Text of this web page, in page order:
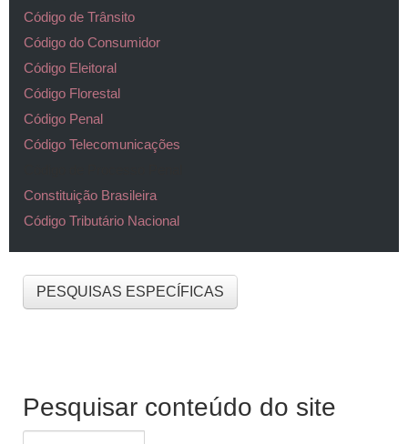
Código de Trânsito
Código do Consumidor
Código Eleitoral
Código Florestal
Código Penal
Código Telecomunicações
Constituição Brasileira
Código Tributário Nacional
PESQUISAS ESPECÍFICAS
Pesquisar conteúdo do site